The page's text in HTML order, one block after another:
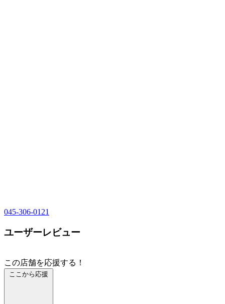
045-306-0121
ユーザーレビュー
この店舗を応援する！
ここから応援